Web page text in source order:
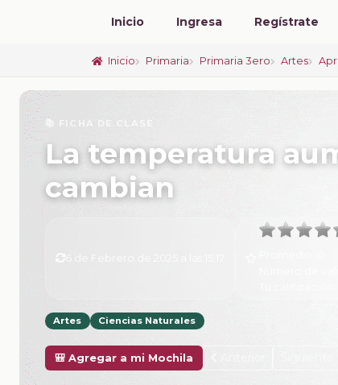
Inicio Ingresa Regístrate
Inicio Primaria Primaria 3ero Artes
📚 FICHA DE CLASE
La temperatura
cambian
Artes Ciencias Naturales
🎒 Agregar a mi Mochila